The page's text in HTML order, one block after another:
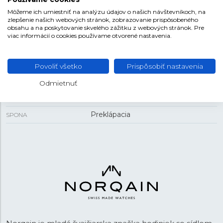
HRÚBKA 12,55 mm
MATERIÁL REMIENKA
FARBA REMIENKA
SPONA Preklápacia
Môžeme ich umiestniť na analýzu údajov o našich návštevníkoch, na
zlepšenie našich webových stránok, zobrazovanie prispôsobeného
obsahu a na poskytovanie skvelého zážitku z webových stránok. Pre
viac informácií o cookies používame otvorené nastavenia.
Povoliť všetko Prispôsobiť nastavenia
Odmietnuť